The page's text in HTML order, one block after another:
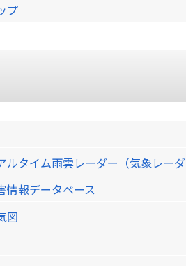
プ
ルタイム雨雲レーダー（気象レー
情報データベース
図